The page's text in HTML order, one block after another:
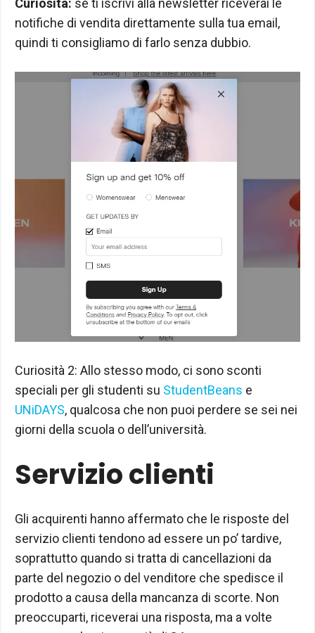
Curiosità: se ti iscrivi alla newsletter riceverai le
notifiche di vendita direttamente sulla tua email,
quindi ti consigliamo di farlo senza dubbio.
Curiosità 2: Allo stesso modo, ci sono sconti
speciali per gli studenti su StudentBeans e
UNiDAYS, qualcosa che non puoi perdere se sei nei
giorni della scuola o dell’università.
Servizio clienti
Gli acquirenti hanno affermato che le risposte del
servizio clienti tendono ad essere un po’ tardive,
soprattutto quando si tratta di cancellazioni da
parte del negozio o del venditore che spedisce il
prodotto a causa della mancanza di scorte. Non
preoccuparti, riceverai una risposta, ma a volte